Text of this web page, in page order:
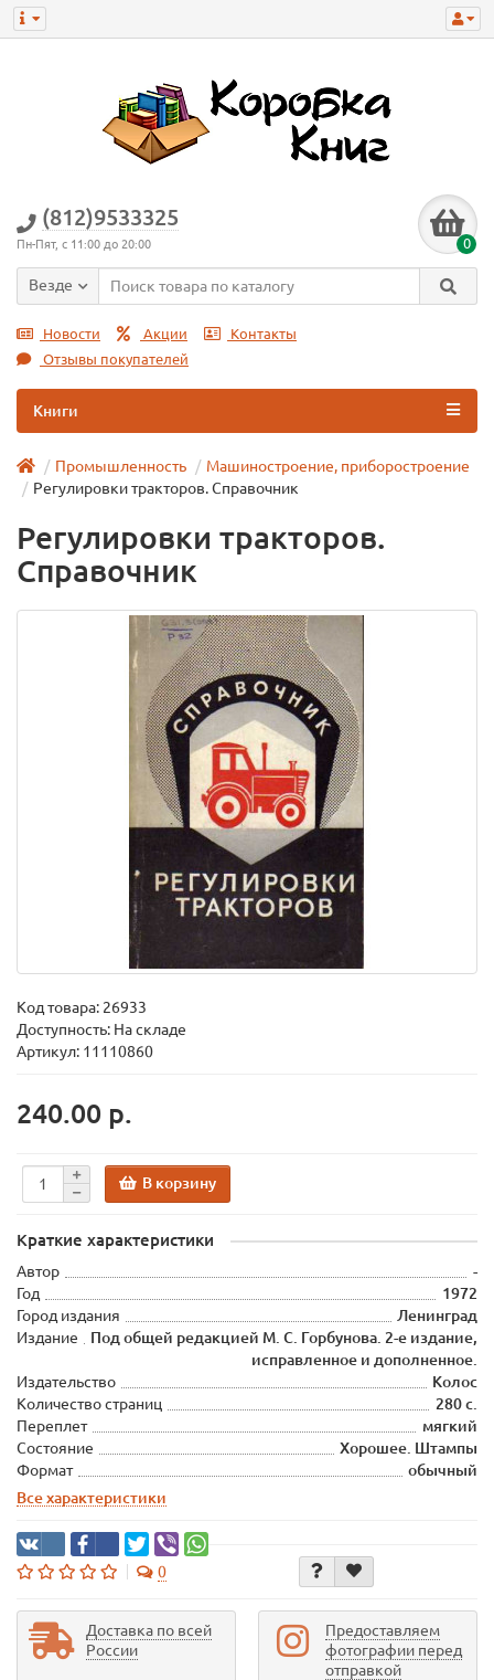
(812)9533325
Пн-Пят, с 11:00 до 20:00 0
Везде
Новости Акции
Контакты
Отзывы покупателей
Книги
Промышленность
Машиностроение, приборостроение
Регулировки тракторов. Справочник
Регулировки тракторов.
Справочник
Код товара: 26933
Доступность: На складе
Артикул: 11110860
240.00 р.
В корзину
Краткие характеристики
Автор
-
Год
1972
Город издания
Ленинград
Издание
Под общей редакцией М. С. Горбунова. 2-е издание,
исправленное и дополненное.
Издательство
Колос
Количество страниц
280 с.
Переплет
мягкий
Состояние
Хорошее. Штампы
Формат
обычный
Все характеристики
0
Доставка по всей
России
Предоставляем
фотографии перед
отправкой